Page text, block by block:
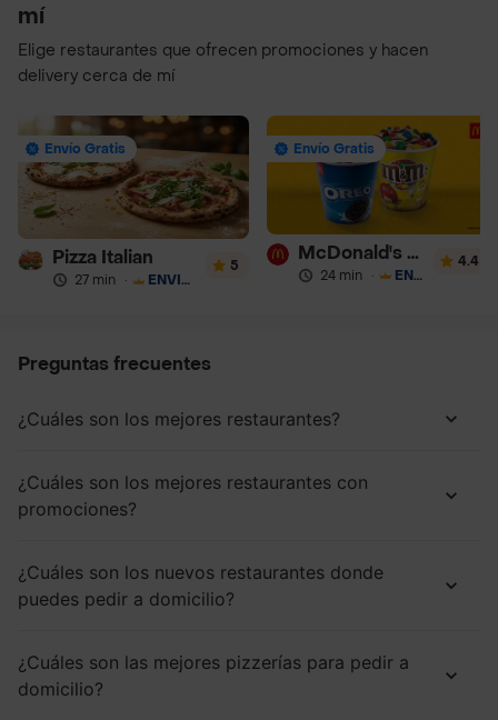
mí
Elige restaurantes que ofrecen promociones y hacen
delivery cerca de mí
Envío Gratis
Pizza Italian
27 min · ENVÍO GRATIS
5
Envío Gratis
McDonald's Postres
24 min · ENVÍO GRATIS
4.4
Preguntas frecuentes
¿Cuáles son los mejores restaurantes?
¿Cuáles son los mejores restaurantes con
promociones?
¿Cuáles son los nuevos restaurantes donde
puedes pedir a domicilio?
¿Cuáles son las mejores pizzerías para pedir a
domicilio?